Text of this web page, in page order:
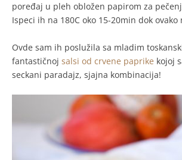
poređaj u pleh obložen papirom za
Ispeci ih na 180C oko 15-20min dok ovako
Ovde sam ih poslužila sa mladim
fantastičnoj salsi od crvene paprike kojoj
seckani paradajz, sjajna kombinacija!